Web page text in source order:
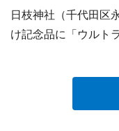
日枝神社（千代田区
け記念品に「ウルト